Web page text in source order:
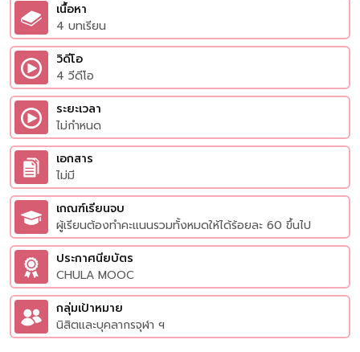
เนื้อหา
4 บทเรียน
วิดีโอ
4 วีดีโอ
ระยะเวลา
ไม่กำหนด
เอกสาร
ไม่มี
เกณฑ์เรียนจบ
ผู้เรียนต้องทำคะแนนรวมทั้งหมดให้ได้ร้อยละ 60 ขึ้นไป
ประกาศนียบัตร
CHULA MOOC
กลุ่มเป้าหมาย
นิสิตและบุคลากรจุฬา ฯ